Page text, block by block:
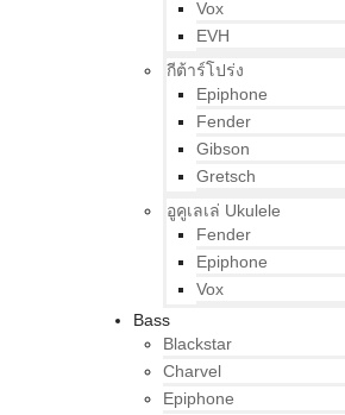
Vox
EVH
กีต้าร์โปร่ง
Epiphone
Fender
Gibson
Gretsch
อูคูเลเล่ Ukulele
Fender
Epiphone
Vox
Bass
Blackstar
Charvel
Epiphone